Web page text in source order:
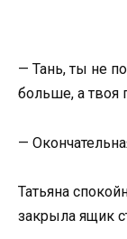
— Тань, ты не
больше, а твоя
—
Татьяна
закрыла ящик